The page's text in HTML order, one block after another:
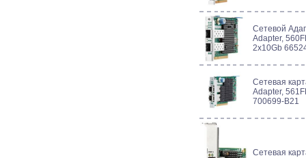
Сетевой
Adapter,
2x10Gb
Сетевая
Adapter,
700699-B21
Сетевая